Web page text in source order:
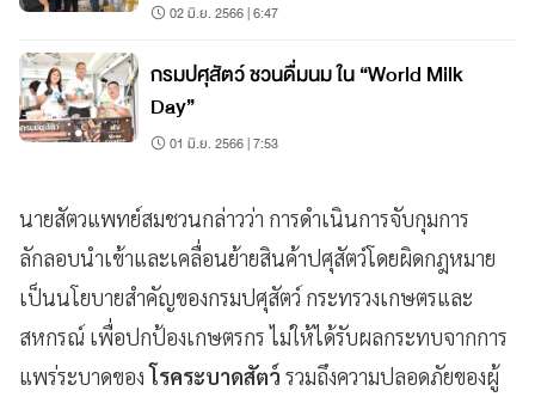
02 มิ.ย. 2566 | 6:47
กรมปศุสัตว์ ชวนดื่มนม ใน “World Milk
Day”
01 มิ.ย. 2566 | 7:53
นายสัตวแพทย์สมชวนกล่าวว่า การดำเนินการจับกุมการ
ลักลอบนำเข้าและเคลื่อนย้ายสินค้าปศุสัตว์โดยผิดกฎหมาย
เป็นนโยบายสำคัญของกรมปศุสัตว์ กระทรวงเกษตรและ
สหกรณ์ เพื่อปกป้องเกษตรกร ไม่ให้ได้รับผลกระทบจากการ
แพร่ระบาดของโรคระบาดสัตว์ รวมถึงความปลอดภัยของผู้